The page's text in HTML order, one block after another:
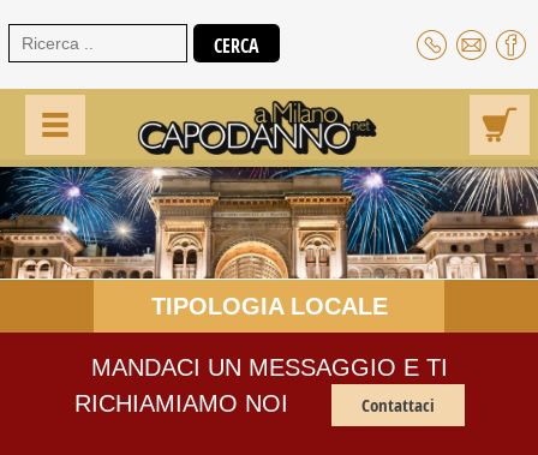
TIPOLOGIA LOCALE
MANDACI UN MESSAGGIO E TI
RICHIAMIAMO NOI
Contattaci